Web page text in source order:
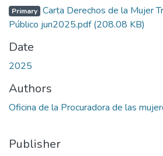
Primary Carta Derechos de la Mujer
Público jun2025.pdf(208.08 KB)
Date
2025
Authors
Oficina de la Procuradora de las
Publisher